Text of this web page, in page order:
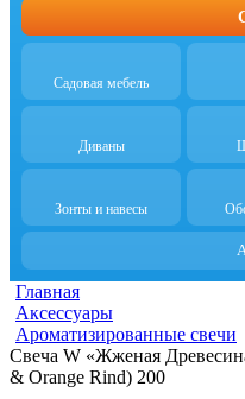
Садовая мебель
Диваны
Зонты и навесы
Главная
Аксессуары
Ароматизированные свечи
Свеча W «Жженая
& Orange Rind) 200